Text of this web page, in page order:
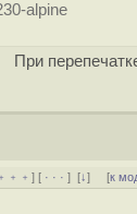
alpine
При
﹢﹢﹢] [ · · ·][↓] [к